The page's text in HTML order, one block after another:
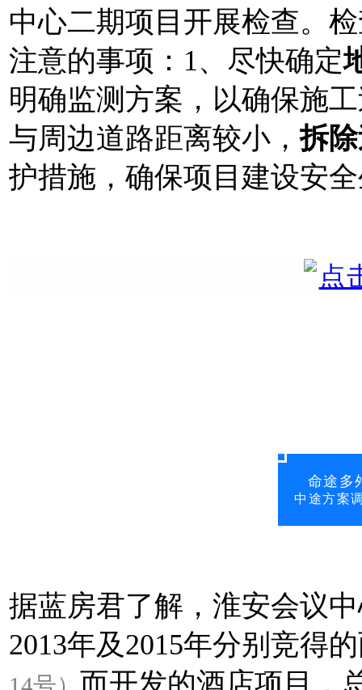
中心二期项目开展检查。
注意的事项：1、尽快确定
明确监测方案，以确保施
与周边道路距离较小，拆
护措施，确保项目建设安
命途多
中途方案
据蓝房君了解，淮安会议
2013年及2015年分别竞得
而开发的酒店项目，